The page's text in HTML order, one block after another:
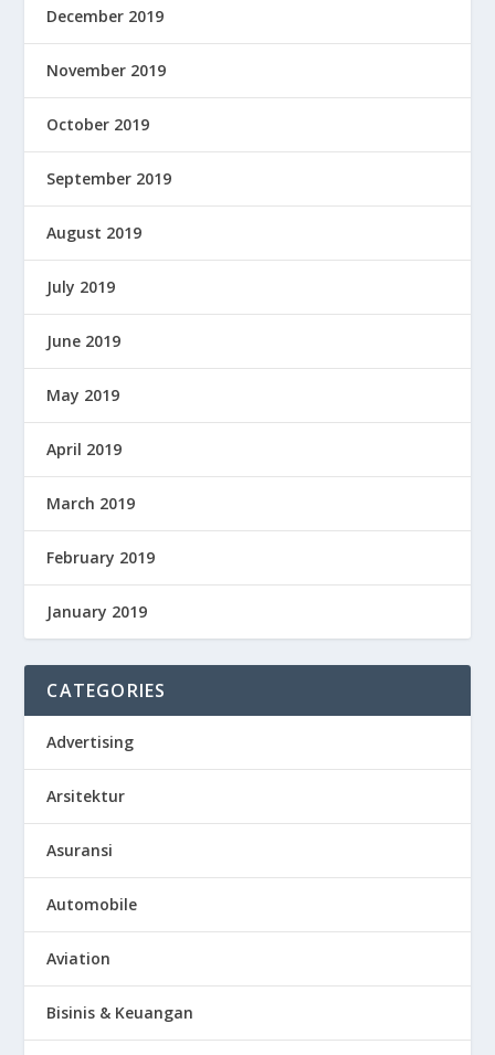
December 2019
November 2019
October 2019
September 2019
August 2019
July 2019
June 2019
May 2019
April 2019
March 2019
February 2019
January 2019
CATEGORIES
Advertising
Arsitektur
Asuransi
Automobile
Aviation
Bisinis & Keuangan